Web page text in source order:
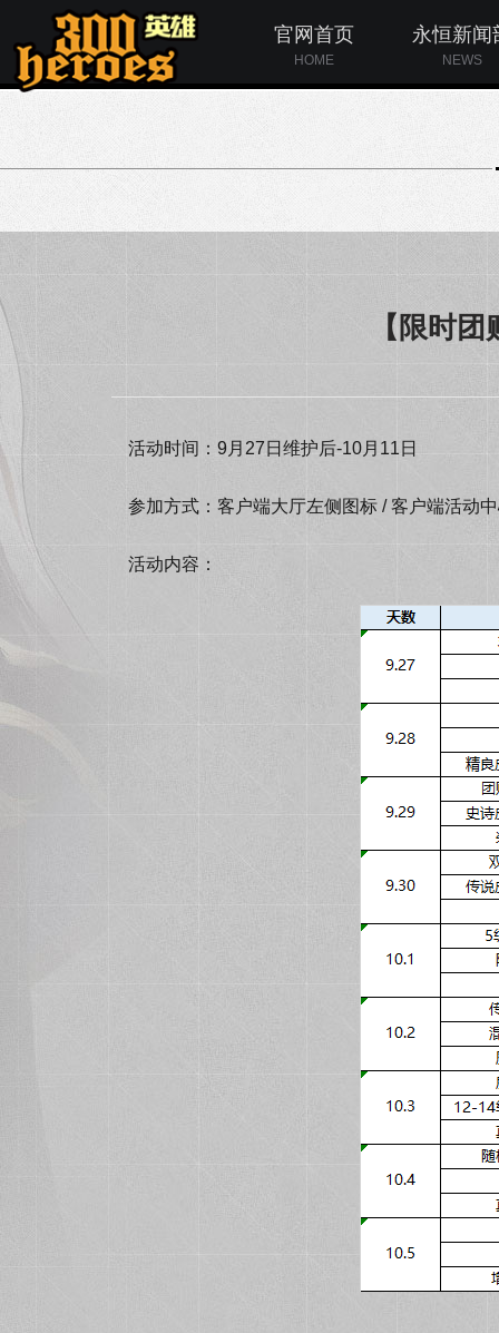
官网首页
HOME
永恒新闻
NEWS
【限时
活动时间：9月27日维护后-10月11日
参加方式：客户端大厅左侧图标 / 客户端活动
活动内容：